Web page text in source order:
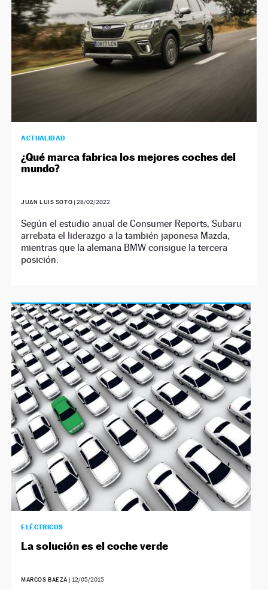
ACTUALIDAD
¿Qué marca fabrica los mejores coches del
mundo?
JUAN LUIS SOTO |28/02/2022
Según el estudio anual de Consumer Reports, Subaru
arrebata el liderazgo a la también japonesa Mazda,
mientras que la alemana BMW consigue la tercera
posición.
ELÉCTRICOS
La solución es el coche verde
MARCOS BAEZA | 12/05/2015